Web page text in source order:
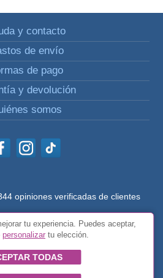
y contacto
de envío
de pago
y devolución
somos
opiniones verificadas de clientes
reservados Impulsivos
generales
tu experiencia. Puedes aceptar,
personalizar tu elección.
TODAS